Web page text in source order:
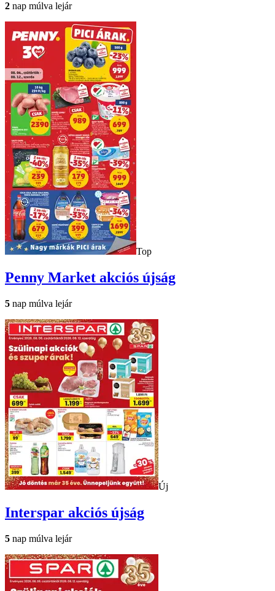
2 nap múlva lejár
Top
Penny Market akciós újság
5 nap múlva lejár
Új
Interspar akciós újság
5 nap múlva lejár